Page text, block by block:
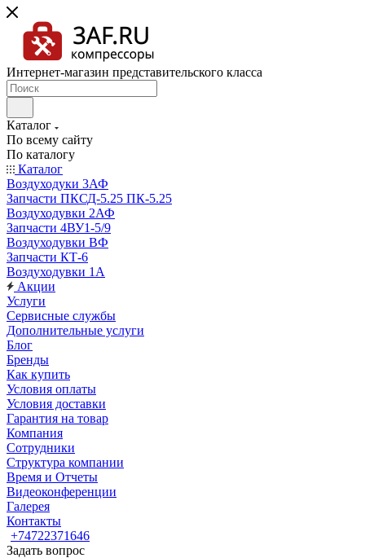
Интернет-магазин представительского класса
Каталог
По всему сайту
По каталогу
Каталог
Воздуходуки 3АФ
Запчасти ПКСД-5.25 ПК-5.25
Воздуходувки 2АФ
Запчасти 4ВУ1-5/9
Воздуходувки ВФ
Запчасти КТ-6
Воздуходувки 1А
Акции
Услуги
Сервисные службы
Дополнительные услуги
Блог
Бренды
Как купить
Условия оплаты
Условия доставки
Гарантия на товар
Компания
Сотрудники
Структура компании
Время и Отчеты
Видеоконференции
Галерея
Контакты
+74722371646
Задать вопрос